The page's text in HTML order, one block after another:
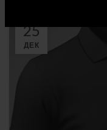
25
ДЕК